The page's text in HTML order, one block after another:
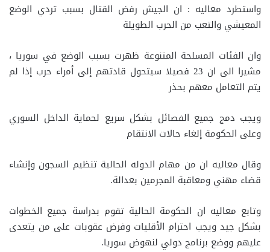
واستطرد معاليه : ان الجيش رفض القتال بسبب تردي الوضع
المعيشي والتعب من الحرب الطويلة
وان الفئات المسلحة المتنوعة ظهرت بسبب الوضع في سوريا ،
مشيرا الى ان 23 فصيلا سيتحول قادتهم إلى أمراء حرب إذا لم
يتم التعامل معهم بحذر
ويجب دمج جميع الفصائل بشكل سريع لحماية الداخل السوري
وعلى الحكومة إلغاء حالات الانتقام
وقال معاليه ان من مهام الدوله الحالية تنظيم السجون وإنشاء
قضاء مهني ومعاقبة المجرمين بعدالة.
وتابع معاليه ان الحكومة الحالية تقوم بدراسة جميع الخطوات
بشكل جيد ويجب احترام الأقليات وفرض عقوبات على من يتعدى
عليهم ووضع برنامج دولي لنهوض سوريا.